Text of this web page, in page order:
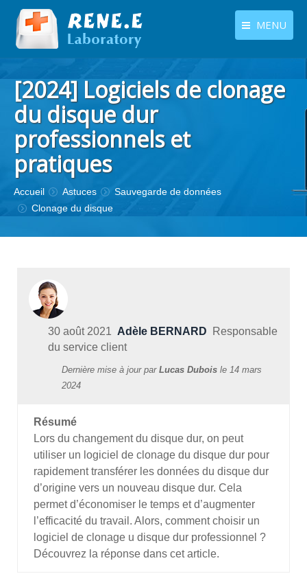
MENU
Centre de téléchargement
Boutique
Contactez-nous
Langues
[2024] Logiciels de clonage
du disque dur
professionnels et
pratiques
Vous êtes ici :
Accueil Astuces
Sauvegarde de données
Clonage du disque
30 août 2021 Adèle BERNARD Responsable
du service client
Dernière mise à jour par Lucas Dubois le 14 mars
2024
Résumé
Lors du changement du disque dur, on peut
utiliser un logiciel de clonage du disque dur pour
rapidement transférer les données du disque dur
d’origine vers un nouveau disque dur. Cela
permet d’économiser le temps et d’augmenter
l’efficacité du travail. Alors, comment choisir un
logiciel de clonage u disque dur professionnel ?
Découvrez la réponse dans cet article.